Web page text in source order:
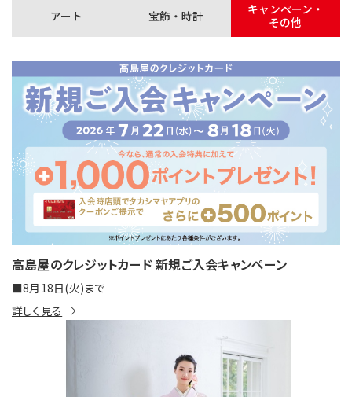
アート 宝飾・時計
キャンペーン・
その他
高島屋のクレジットカード 新規ご入会キャンペーン
■8月18日(火)まで
詳しく見る